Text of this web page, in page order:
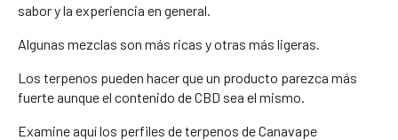
sabor y la experiencia en general.
Algunas mezclas son más ricas y otras más ligeras.
Los terpenos pueden hacer que un producto parezca más
fuerte aunque el contenido de CBD sea el mismo.
Examine aquí los perfiles de terpenos de Canavape